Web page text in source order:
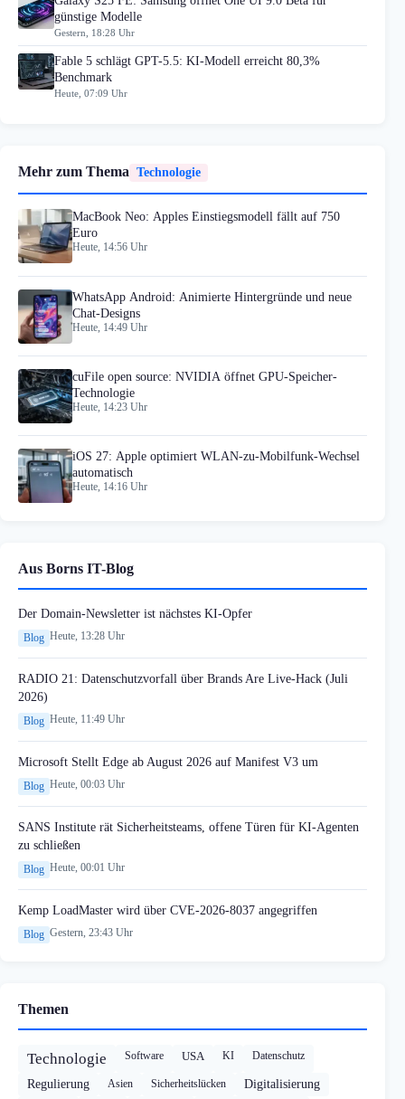
günstige Modelle
Gestern, 18:28 Uhr
Fable 5 schlägt GPT-5.5: KI-Modell erreicht 80,3%
Benchmark
Heute, 07:09 Uhr
Mehr zum Thema Technologie
MacBook Neo: Apples Einstiegsmodell fällt auf 750
Euro
Heute, 14:56 Uhr
WhatsApp Android: Animierte Hintergründe und neue
Chat-Designs
Heute, 14:49 Uhr
cuFile open source: NVIDIA öffnet GPU-Speicher-
Technologie
Heute, 14:23 Uhr
iOS 27: Apple optimiert WLAN-zu-Mobilfunk-Wechsel
automatisch
Heute, 14:16 Uhr
Aus Borns IT-Blog
Der Domain-Newsletter ist nächstes KI-Opfer
Blog Heute, 13:28 Uhr
RADIO 21: Datenschutzvorfall über Brands Are Live-Hack (Juli
2026)
Blog Heute, 11:49 Uhr
Microsoft Stellt Edge ab August 2026 auf Manifest V3 um
Blog Heute, 00:03 Uhr
SANS Institute rät Sicherheitsteams, offene Türen für KI-Agenten
zu schließen
Blog Heute, 00:01 Uhr
Kemp LoadMaster wird über CVE-2026-8037 angegriffen
Blog Gestern, 23:43 Uhr
Themen
Technologie Software USA KI Datenschutz
Regulierung Asien Sicherheitslücken Digitalisierung